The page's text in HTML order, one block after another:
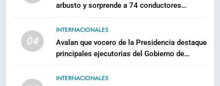
arbusto y sorprende a 74 conductores
04
INTERNACIONALES
Avalan que vocero de la Presidencia destaque
principales ejecutorias del Gobierno de
INTERNACIONALES